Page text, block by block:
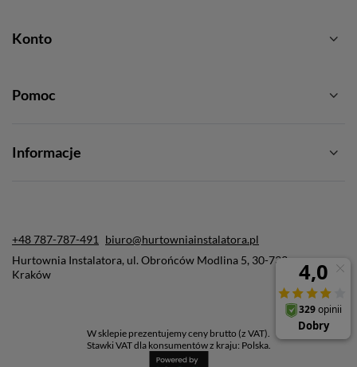
Konto
Pomoc
Informacje
+48 787-787-491 biuro@hurtowniainstalatora.pl
Hurtownia Instalatora, ul. Obrońców Modlina 5, 30-733
Kraków
W sklepie prezentujemy ceny brutto (z VAT).
Stawki VAT dla konsumentów z kraju: Polska.